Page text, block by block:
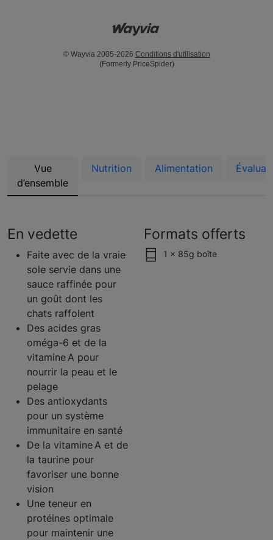
© Wayvia 2005-2026 Conditions d'utilisation
(Formerly PriceSpider)
Vue
d’ensemble
Nutrition Alimentation
En vedette
Faite avec de la vraie
sole servie dans une
sauce raffinée pour
un goût dont les
chats raffolent
Des acides gras
oméga-6 et de la
vitamine A pour
nourrir la peau et le
pelage
Des antioxydants
pour un système
immunitaire en santé
De la vitamine A et de
la taurine pour
favoriser une bonne
vision
Une teneur en
protéines optimale
pour maintenir une
Formats offerts
1 x 85g boîte